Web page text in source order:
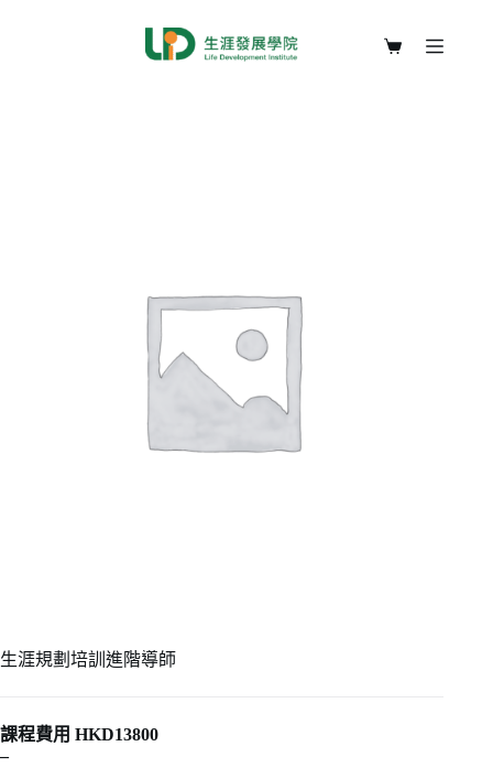
購
生涯規劃培訓進階導師
課程費用 HKD13800
–